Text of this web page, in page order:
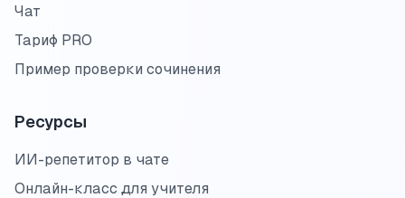
Чат
Тариф PRO
Пример проверки сочинения
Ресурсы
ИИ-репетитор в чате
Онлайн-класс для учителя